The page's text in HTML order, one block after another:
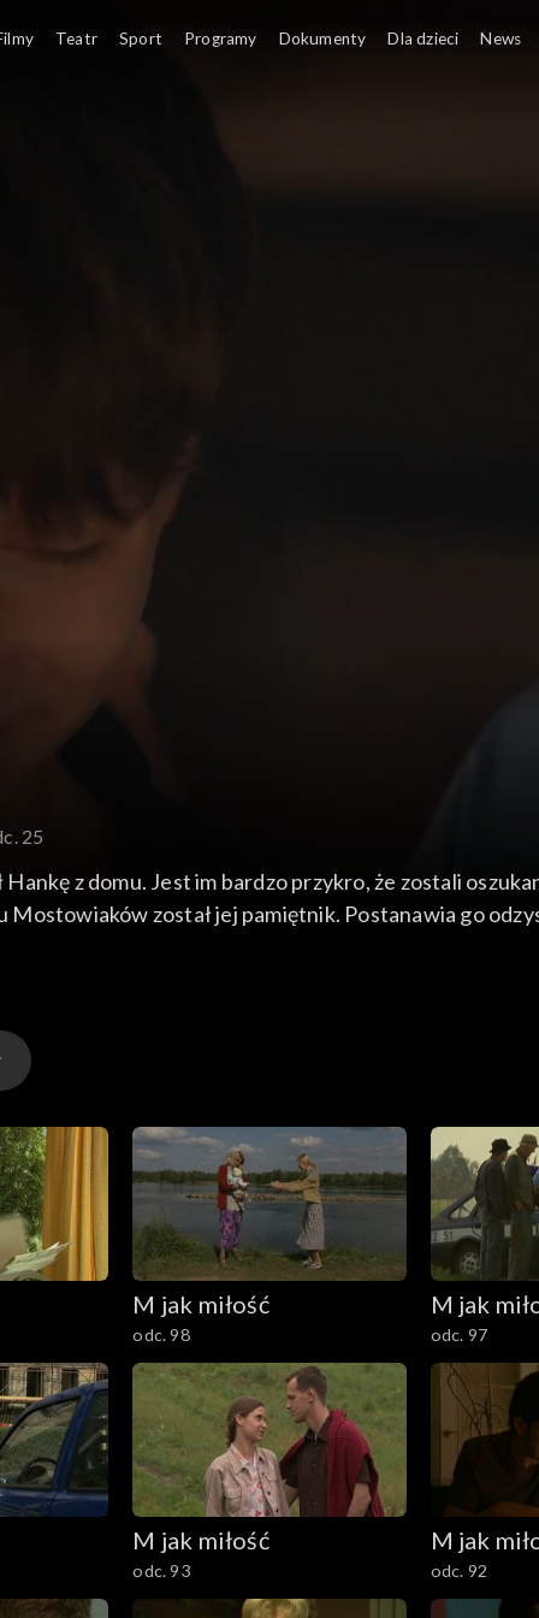
25
z domu. Jest im bardzo przykro, że zostali
Mostowiaków został jej pamiętnik. Postanawia go
M jak miłość
odc. 98
M jak
odc. 97
M jak miłość
odc. 93
M jak
odc. 92
Teatr Sport Programy Dokumenty Dla dzieci News